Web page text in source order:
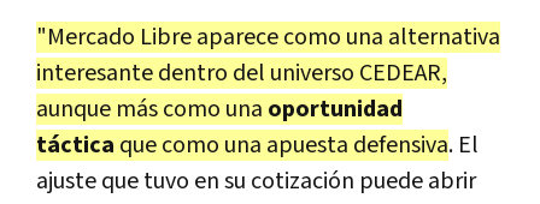
"Mercado Libre aparece como una alternativa
interesante dentro del universo CEDEAR,
aunque más como una oportunidad
táctica que como una apuesta defensiva. El
ajuste que tuvo en su cotización puede abrir